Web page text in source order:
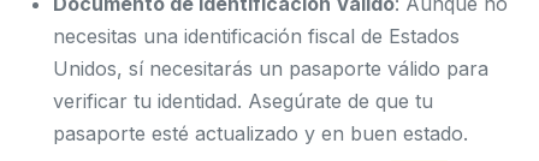
necesitas una identificación fiscal de Estados
Unidos, sí necesitarás un pasaporte válido para
verificar tu identidad. Asegúrate de que tu
pasaporte esté actualizado y en buen estado.